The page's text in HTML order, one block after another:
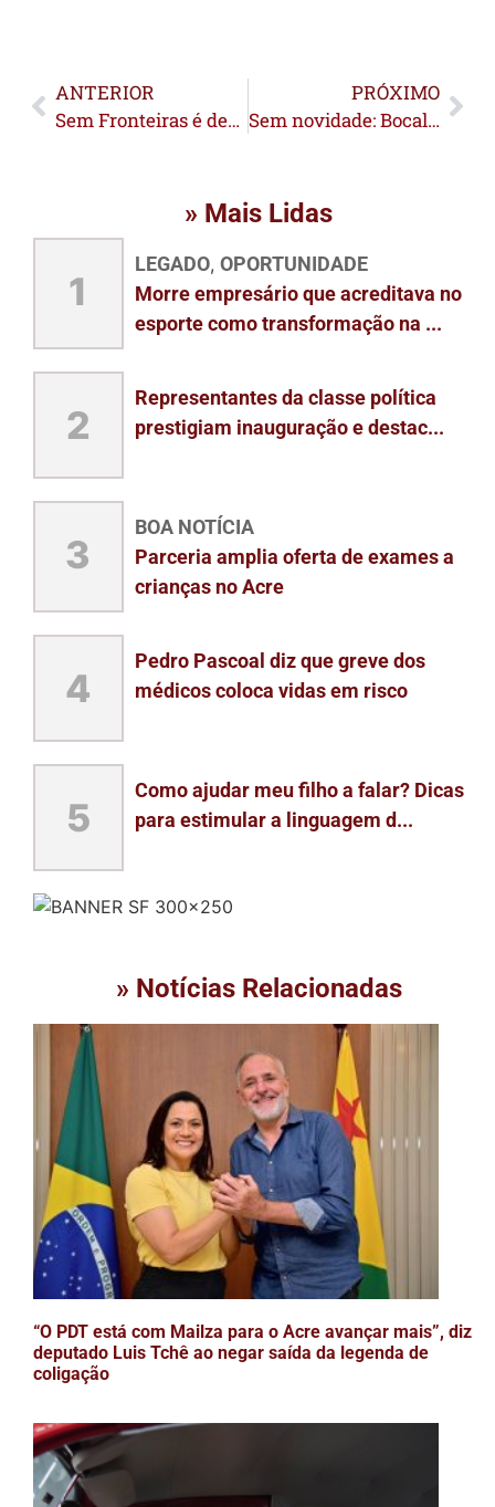
ANTERIOR
Sem Fronteiras é destaque na Headscon Acre 2025
PRÓXIMO
Sem novidade: Bocalom diz que processo para contratação de nova empresa de transporte público está em andamento
» Mais Lidas
1
LEGADO, OPORTUNIDADE
Morre empresário que acreditava no
esporte como transformação na ...
2
Representantes da classe política
prestigiam inauguração e destac...
3
BOA NOTÍCIA
Parceria amplia oferta de exames a
crianças no Acre
4
Pedro Pascoal diz que greve dos
médicos coloca vidas em risco
5
Como ajudar meu filho a falar? Dicas
para estimular a linguagem d...
» Notícias Relacionadas
“O PDT está com Mailza para o Acre avançar mais”, diz
deputado Luis Tchê ao negar saída da legenda de
coligação